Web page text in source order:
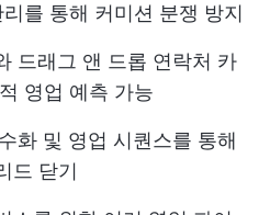
를 통해 커미션 분쟁 방지
드래그 앤 드롭 연락처 카
영업 예측 가능
화 및 영업 시퀀스를 통해
드 닫기